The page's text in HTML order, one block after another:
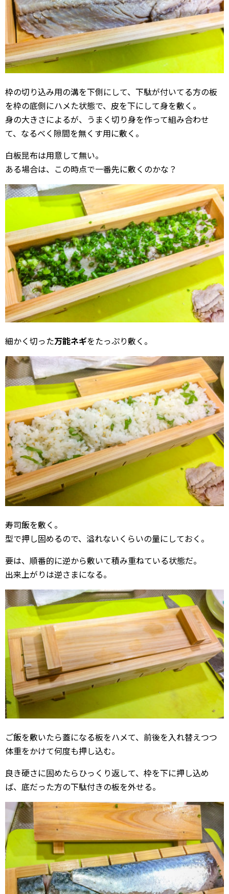
枠の切り込み用の溝を下側にして、下駄が付いてる方の板
を枠の底側にハメた状態で、皮を下にして身を敷く。
身の大きさによるが、うまく切り身を作って組み合わせ
て、なるべく隙間を無くす用に敷く。
白板昆布は用意して無い。
ある場合は、この時点で一番先に敷くのかな？
細かく切った万能ネギをたっぷり敷く。
寿司飯を敷く。
型で押し固めるので、溢れないくらいの量にしておく。
要は、順番的に逆から敷いて積み重ねている状態だ。
出来上がりは逆さまになる。
ご飯を敷いたら蓋になる板をハメて、前後を入れ替えつつ
体重をかけて何度も押し込む。
良き硬さに固めたらひっくり返して、枠を下に押し込め
ば、底だった方の下駄付きの板を外せる。